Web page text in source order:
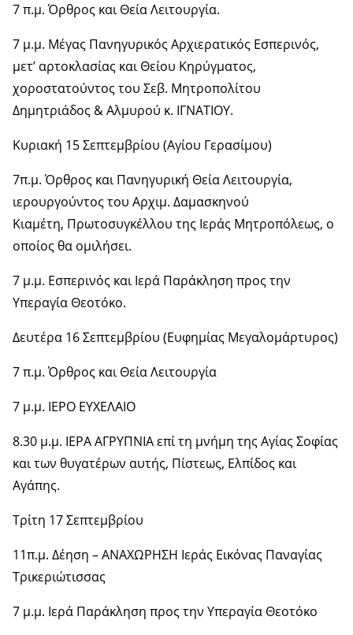
7 π.μ. Όρθρος και Θεία Λειτουργία.
7 μ.μ. Μέγας Πανηγυρικός Αρχιερατικός Εσπερινός,
μετ’ αρτοκλασίας και Θείου Κηρύγματος,
χοροστατούντος του Σεβ. Μητροπολίτου
Δημητριάδος & Αλμυρού κ. ΙΓΝΑΤΙΟΥ.
Κυριακή 15 Σεπτεμβρίου (Αγίου Γερασίμου)
7π.μ. Όρθρος και Πανηγυρική Θεία Λειτουργία,
ιερουργούντος του Αρχιμ. Δαμασκηνού
Κιαμέτη, Πρωτοσυγκέλλου της Ιεράς Μητροπόλεως, ο
οποίος θα ομιλήσει.
7 μ.μ. Εσπερινός και Ιερά Παράκληση προς την
Υπεραγία Θεοτόκο.
Δευτέρα 16 Σεπτεμβρίου (Ευφημίας Μεγαλομάρτυρος)
7 π.μ. Όρθρος και Θεία Λειτουργία
7 μ.μ. ΙΕΡΟ ΕΥΧΕΛΑΙΟ
8.30 μ.μ. ΙΕΡΑ ΑΓΡΥΠΝΙΑ επί τη μνήμη της Αγίας Σοφίας
και των θυγατέρων αυτής, Πίστεως, Ελπίδος και
Αγάπης.
Τρίτη 17 Σεπτεμβρίου
11π.μ. Δέηση – ΑΝΑΧΩΡΗΣΗ Ιεράς Εικόνας Παναγίας
Τρικεριώτισσας
7 μ.μ. Ιερά Παράκληση προς την Υπεραγία Θεοτόκο